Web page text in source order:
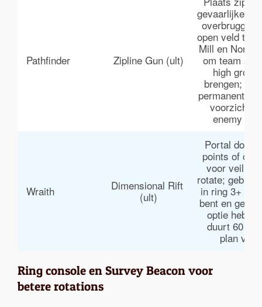
Pathfinder Zipline Gun (ult)
gevaarlijke
overbruggen
open veld
Mill en North
om team
high
brengen;
permanent
enemy
Wraith
Dimensional Rift
(ult)
Portal door
points of
voor veilige
rotate;
in ring 3+
bent en geen
optie hebt;
duurt 60
plan
Ring console en Survey Beacon voor
betere rotations